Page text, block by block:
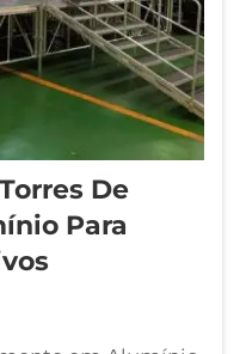
De
Para